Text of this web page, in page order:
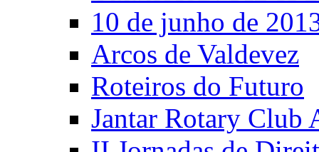
10 de junho de
Arcos de Valdevez
Roteiros do Futuro
Jantar Rotary Club